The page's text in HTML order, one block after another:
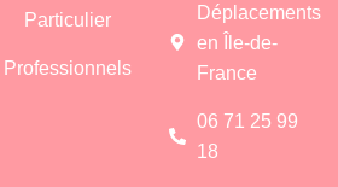
Particulier
Professionnels
Déplacements
en Île-de-
France
06 71 25 99
18